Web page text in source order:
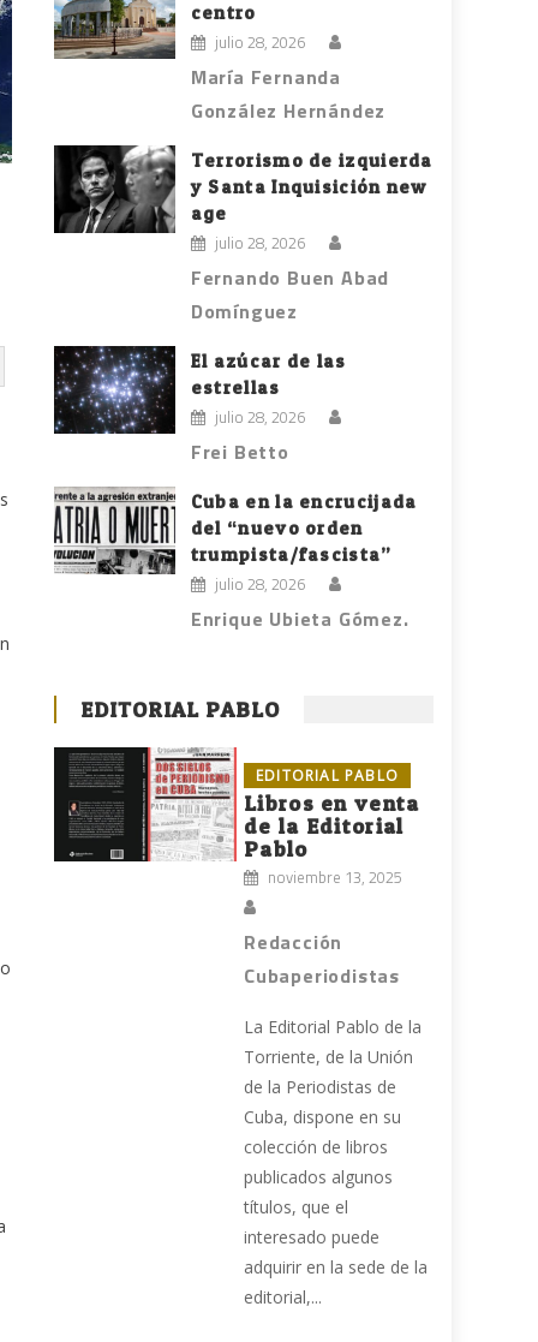
centro
julio 28, 2026
María Fernanda
González Hernández
Terrorismo de izquierda
y Santa Inquisición new
age
julio 28, 2026
Fernando Buen Abad
Domínguez
El azúcar de las
estrellas
julio 28, 2026
Frei Betto
Cuba en la encrucijada
del “nuevo orden
trumpista/fascista”
julio 28, 2026
Enrique Ubieta Gómez.
EDITORIAL PABLO
EDITORIAL PABLO
Libros en venta
de la Editorial
Pablo
noviembre 13, 2025
Redacción
Cubaperiodistas
La Editorial Pablo de la
Torriente, de la Unión
de la Periodistas de
Cuba, dispone en su
colección de libros
publicados algunos
títulos, que el
interesado puede
adquirir en la sede de la
editorial,...